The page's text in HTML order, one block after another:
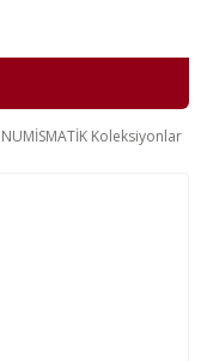
NUMİSMATİK Koleksiyonlar